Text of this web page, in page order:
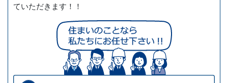
ていただきます！！